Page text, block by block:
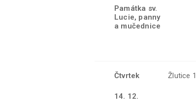
Památka sv.
Lucie, panny
a mučednice
Čtvrtek
14. 12.
Žlutice